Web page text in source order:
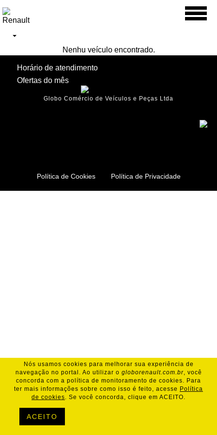
Nenhu veículo encontrado.
Horário de atendimento
Ofertas do mês
Globo Comércio de Veículos e Peças Ltda
Política de Cookies Política de Privacidade
Nós usamos cookies para melhorar sua experiência de
navegação no portal. Ao utilizar o globorenault.com.br, você
concorda com a política de monitoramento de cookies. Para
ter mais informações sobre como isso é feito, acesse Política
de cookies. Se você concorda, clique em ACEITO.
ACEITO